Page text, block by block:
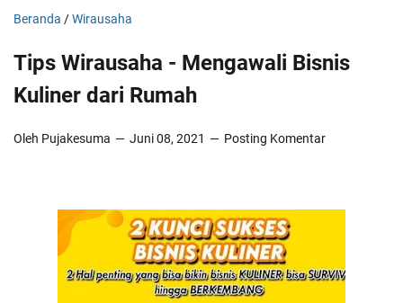
Beranda /Wirausaha
Tips Wirausaha - Mengawali Bisnis
Kuliner dari Rumah
Oleh Pujakesuma Juni 08, 2021 Posting Komentar